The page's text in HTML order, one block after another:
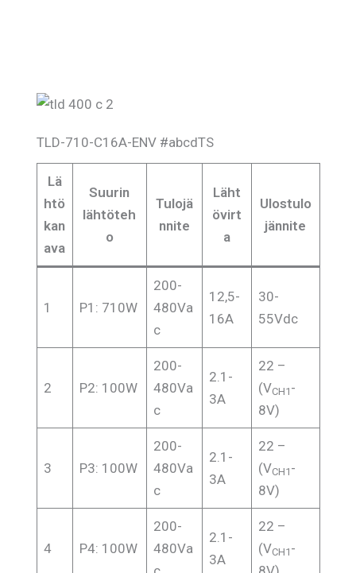
TLD-710-C16A-ENV #abcdTS
Lä
htö
kan
ava
Suurin
lähtöteh
o
Tulojä
nnite
Läht
övirt
a
Ulostulo
jännite
1 P1: 710W
200-
480Va
c
12,5-
16A
30-
55Vdc
2 P2: 100W
200-
480Va
c
2.1-
3A
22 –
(VCH1 -
8V)
3 P3: 100W
200-
480Va
c
2.1-
3A
22 –
(VCH1 -
8V)
4 P4: 100W
200-
480Va
2.1-
3A
22 –
(VCH1 -